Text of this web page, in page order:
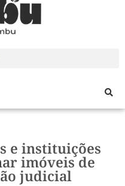
e instituições
imóveis de
judicial